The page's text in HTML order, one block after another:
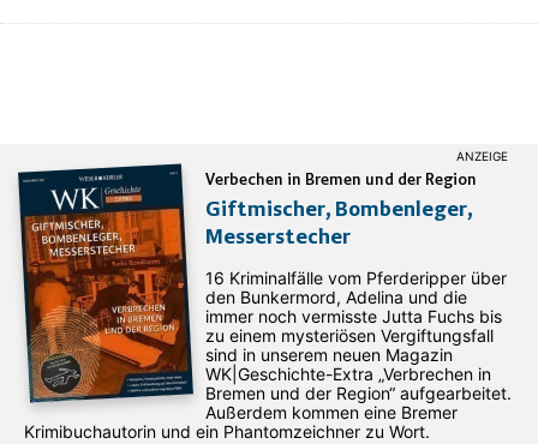
Verbechen in Bremen und der Region
Giftmischer, Bombenleger,
Messerstecher
16 Kriminalfälle vom Pferderipper über
den Bunkermord, Adelina und die
immer noch vermisste Jutta Fuchs bis
zu einem mysteriösen Vergiftungsfall
sind in unserem neuen Magazin
WK|Geschichte-Extra „Verbrechen in
Bremen und der Region“ aufgearbeitet.
Außerdem kommen eine Bremer
Krimibuchautorin und ein Phantomzeichner zu Wort.